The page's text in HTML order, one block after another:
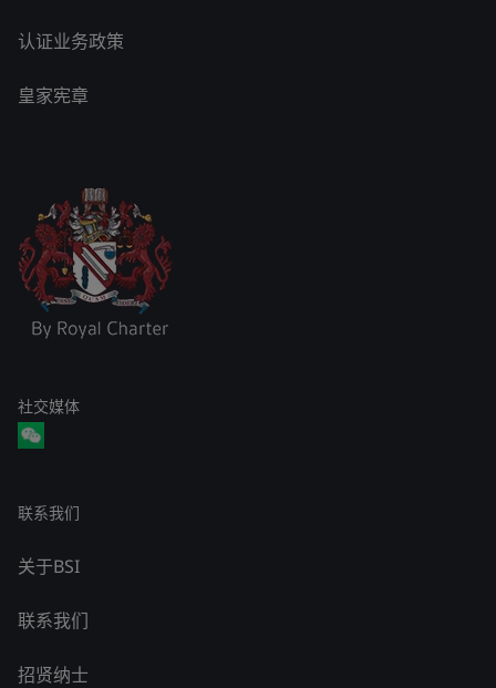
认证业务政策
皇家宪章
社交媒体
联系我们
关于BSI
联系我们
招贤纳士